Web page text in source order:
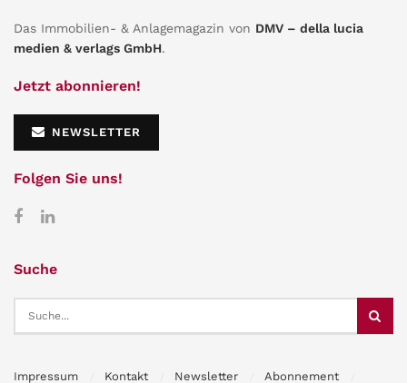
Das Immobilien- & Anlagemagazin von DMV – della lucia
medien & verlags GmbH.
Jetzt abonnieren!
NEWSLETTER
Folgen Sie uns!
Suche
Impressum Kontakt Newsletter Abonnement